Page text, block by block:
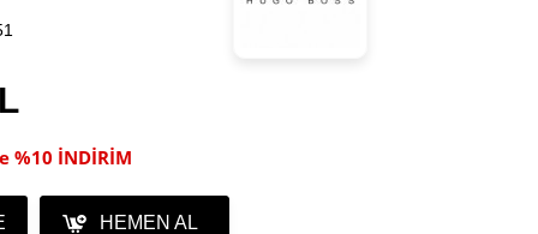
%10 İNDİRİM
HEMEN AL